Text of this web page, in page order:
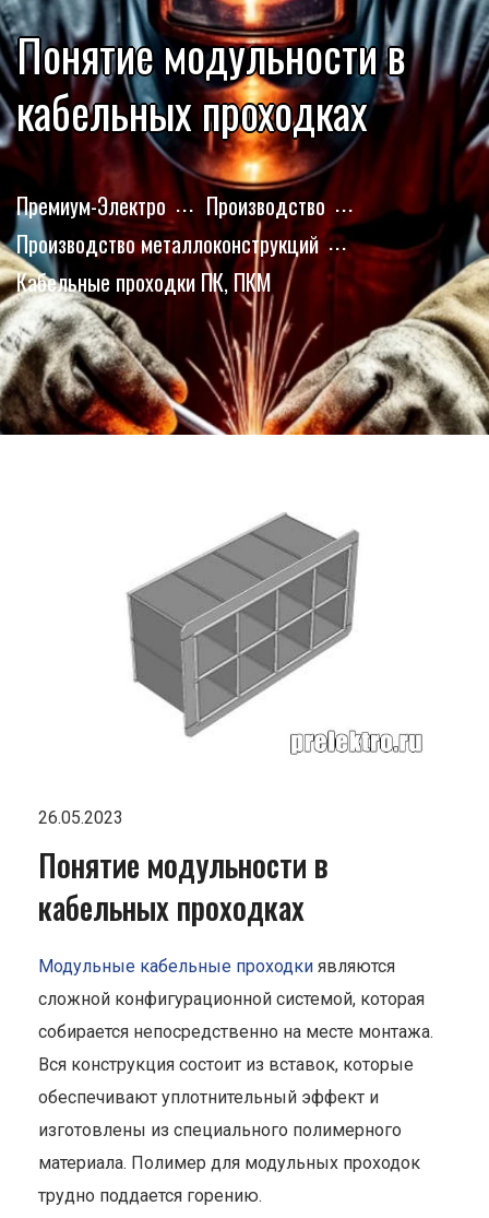
Понятие модульности в
кабельных проходках
Премиум-Электро
Производство
Производство металлоконструкций
Кабельные проходки ПК, ПКМ
26.05.2023
Понятие модульности в
кабельных проходках
Модульные кабельные проходки являются
сложной конфигурационной системой, которая
собирается непосредственно на месте монтажа.
Вся конструкция состоит из вставок, которые
обеспечивают уплотнительный эффект и
изготовлены из специального полимерного
материала. Полимер для модульных проходок
трудно поддается горению.